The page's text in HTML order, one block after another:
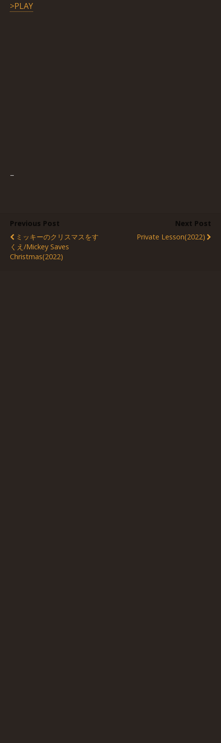
>PLAY
–
Previous Post
ミッキーのクリスマスをす
くえ/Mickey Saves
Christmas(2022)
Next Post
Private Lesson(2022)